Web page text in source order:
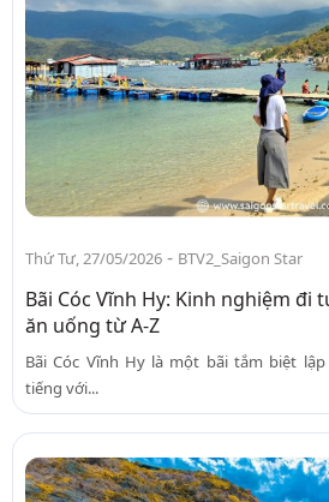
Thứ Tư, 27/05/2026 - BTV2_Saigon Star
Bãi Cóc Vĩnh Hy: Kinh nghiệm đi
ăn uống từ A-Z
Bãi Cóc Vĩnh Hy là một bãi tắm biệt
tiếng với...